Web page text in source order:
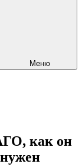
Меню
как он